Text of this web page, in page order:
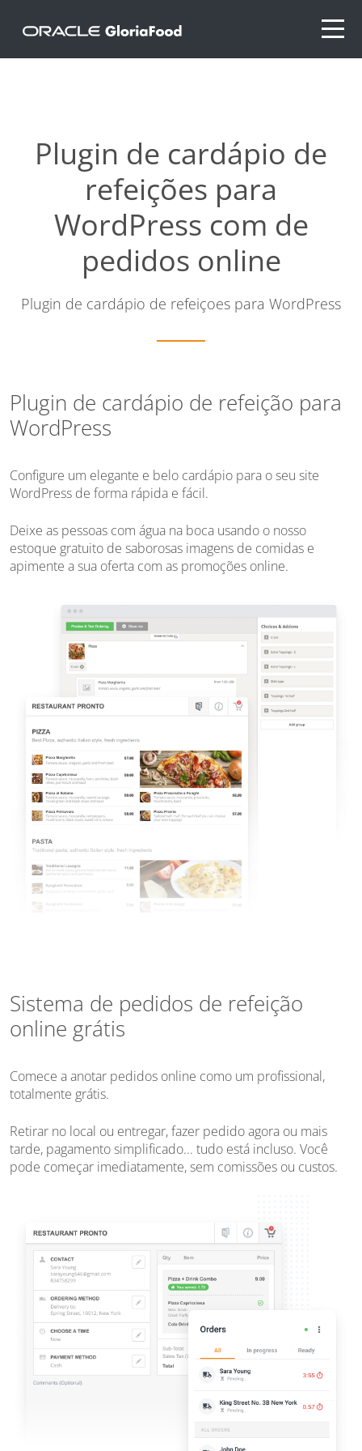
Plugin de cardápio de
refeições para
WordPress com de
pedidos online
Plugin de cardápio de refeiçoes para WordPress
Plugin de cardápio de refeição para
WordPress
Configure um elegante e belo cardápio para o seu site
WordPress de forma rápida e fácil.
Deixe as pessoas com água na boca usando o nosso
estoque gratuito de saborosas imagens de comidas e
apimente a sua oferta com as promoções online.
Sistema de pedidos de refeição
online grátis
Comece a anotar pedidos online como um profissional,
totalmente grátis.
Retirar no local ou entregar, fazer pedido agora ou mais
tarde, pagamento simplificado... tudo está incluso. Você
pode começar imediatamente, sem comissões ou custos.